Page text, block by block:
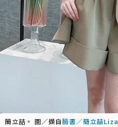
簡立喆。 圖／擷自臉書／簡立喆Liza